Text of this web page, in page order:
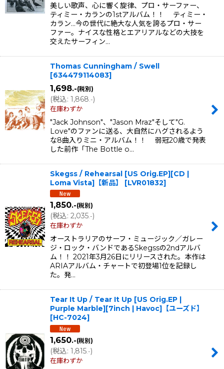
美しい歌声、心に響く旋律、プロ・サーファー、
ティミー・カランの1stアルバム！！ ティミー・
カラン…今の世代に絶大な人気を誇るプロ・サー
ファー。ナイスな性格とエアリアルなどの大技を
交えたサーフィン…
Thomas Cunningham / Swell
[634479114083]
1,698.-(税別)
(税込: 1,868 .-)
在庫わずか
"Jack Johnson"、"Jason Mraz"そして"G.
Love"のファンに送る、大自然にハグされるよう
な8曲入りミニ・アルバム！！ 弱冠20歳で発表
した前作「The Bottle o…
Skegss / Rehearsal [US Orig.EP][CD |
Loma Vista]【新品】
[LVR01832]
1,850.-(税別)
(税込: 2,035.-)
在庫わずか
オーストラリアのサーフ・ミュージック／ガレー
ジ・ロック・バンドであるSkegssの2ndアルバ
ム！！ 2021年3月26日にリリースされた。本作は
ARIAアルバム・チャートで初登場1位を記録し
た。発…
Tear It Up / Tear It Up [US Orig.EP |
Purple Marble][7inch | Havoc]【ユーズド】
[HC-7024]
1,650.-(税別)
(税込: 1,815.-)
在庫わずか